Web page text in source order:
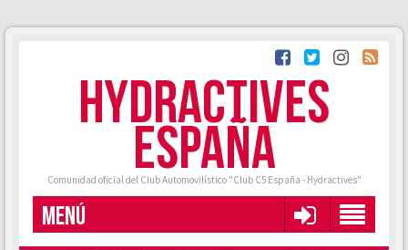
HYDRACTIVES
ESPAÑA
Comunidad oficial del Club Automovilístico "Club C5 España - Hydractives"
MENÚ